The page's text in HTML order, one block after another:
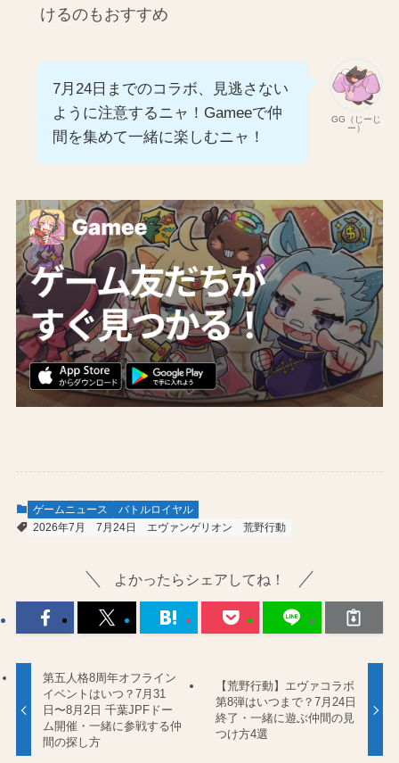
けるのもおすすめ
GG（じーじ
ー）
7月24日までのコラボ、見逃さない
ように注意するニャ！Gameeで仲
間を集めて一緒に楽しむニャ！
ゲームニュース
バトルロイヤル
2026年7月
7月24日 エヴァンゲリオン 荒野行動
よかったらシェアしてね！
第五人格8周年オフライン
イベントはいつ？7月31
日〜8月2日 千葉JPFドー
ム開催・一緒に参戦する仲
間の探し方
【荒野行動】エヴァコラボ
第8弾はいつまで？7月24日
終了・一緒に遊ぶ仲間の見
つけ方4選